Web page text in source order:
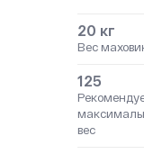
20 кг
Вес
125
вес